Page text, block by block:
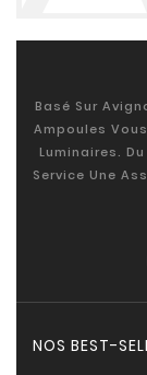
Basé Sur
Ampoules
Luminaires.
Service Une
NOS BEST-